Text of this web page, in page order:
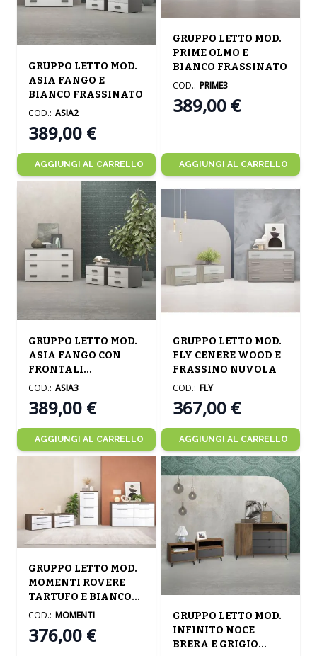
GRUPPO LETTO MOD.
ASIA FANGO E
BIANCO FRASSINATO
The price depends on the options chosen on the
389,00 €
COD.: ASIA2
AGGIUNGI AL CARRELLO
GRUPPO LETTO MOD.
PRIME OLMO E
BIANCO FRASSINATO
The price depends on the
389,00 €
COD.: PRIME3
AGGIUNGI AL CARRELLO
GRUPPO LETTO MOD.
ASIA FANGO CON
FRONTALI
SPATOLATO
The price depends on the options chosen on the
389,00 €
COD.: ASIA3
AGGIUNGI AL CARRELLO
GRUPPO LETTO MOD.
FLY CENERE WOOD E
FRASSINO NUVOLA
The price depends on the
367,00 €
COD.: FLY
AGGIUNGI AL CARRELLO
GRUPPO LETTO MOD.
MOMENTI ROVERE
TARTUFO E BIANCO
LUCIDO
The price depends on the options chosen on the
376,00 €
COD.: MOMENTI
GRUPPO LETTO MOD.
INFINITO NOCE
BRERA E GRIGIO
The price depends on the